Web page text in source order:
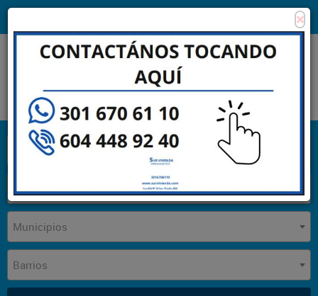
Tipo de inmueble
Municipios
Barrios
×